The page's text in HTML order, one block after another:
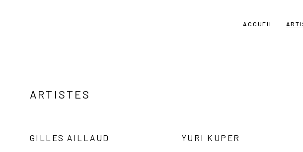
ACCUEIL
ARTISTES
GILLES AILLAUD YURI KUPER